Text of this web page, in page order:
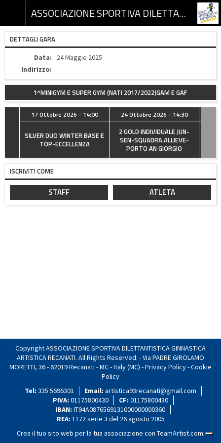
ASSOCIAZIONE SPORTIVA DILETTANTISTICA GINNASTICA ARTISTICA RECANATI
DETTAGLI GARA
Data:
24 Maggio 2025
Indirizzo:
1^MINIGYM E SUPER GYM (NATI 2017/2022)GAM E GAF
17 Ottobre 2026 - 14:00
SILVER DUO WINTER BASE E
TOP-ECCELLENZA
24 Ottobre 2026 - 14:30
2 GOLD INDIVIDUALE JUN-
SEN-SQUADRA ALLIEVE-
PORTO AN GIORGIO
ISCRIVITI COME
STAFF ATLETA
Copyright ASSOCIAZIONE SPORTIVA DILETTANTISTICA GINNASTICA
ARTISTICA RECANATI. All Rights Reserved. - Via PADRE GIROLAMO
MORETTI, 36 - 62019 Recanati - MC - Italy (MC) -Privacy Policy-Cookie
Policy
Tel: 335 5696301 Email: artistica93recanati@gmail.com
PIVA: 01175800430 CF: 01175800430
IBAN: IT94A0876569131000000000360
REA: 1172 serie 3 del 26 agosto 2005
Crea il tuo sito web per la tua associazione con TeamArtist.com.